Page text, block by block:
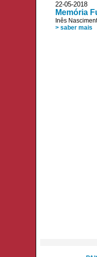
22-05-
Memória
Inês
> saber mais